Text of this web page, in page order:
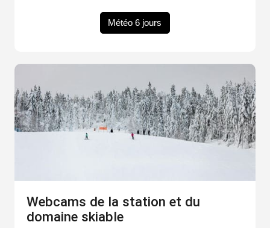
Météo 6 jours
Webcams de la station et du
domaine skiable